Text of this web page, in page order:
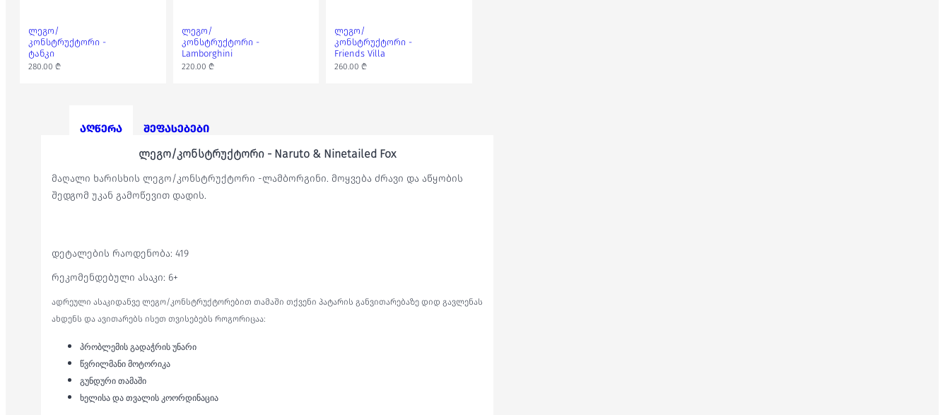
ლეგო/
კონსტრუქტორი -
ტანკი
280.00 ₾
ლეგო/
კონსტრუქტორი -
Lamborghini
220.00 ₾
ლეგო/
კონსტრუქტორი -
Friends Villa
260.00 ₾
აღწერა შეფასებები
ლეგო/კონსტრუქტორი - Naruto & Ninetailed Fox
მაღალი ხარისხის ლეგო/კონსტრუქტორი -ლამბორგინი. მოყვება ძრავი და აწყობის
შედგომ უკან გამოწევით დადის.
დეტალების რაოდენობა: 419
რეკომენდებული ასაკი: 6+
ადრეული ასაკიდანვე ლეგო/კონსტრუქტორებით თამაში თქვენი პატარის განვითარებაზე დიდ გავლენას
ახდენს და ავითარებს ისეთ თვისებებს როგორიცაა:
პრობლემის გადაჭრის უნარი
წვრილმანი მოტორიკა
გუნდური თამაში
ხელისა და თვალის კოორდინაცია